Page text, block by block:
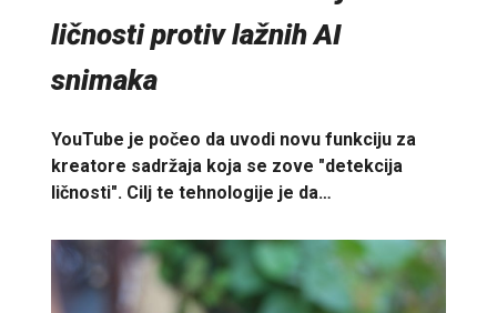
ličnosti protiv lažnih AI
snimaka
YouTube je počeo da uvodi novu funkciju za
kreatore sadržaja koja se zove "detekcija
ličnosti". Cilj te tehnologije je da…